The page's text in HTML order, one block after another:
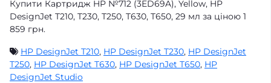
Купити Картридж HP №712 (3ED69A), Yellow, HP
DesignJet T210, T230, T250, T630, T650, 29 мл за ціною 1
859 грн.
HP DesignJet T210, HP DesignJet T230, HP DesignJet
T250, HP DesignJet T630, HP DesignJet T650, HP
DesignJet Studio